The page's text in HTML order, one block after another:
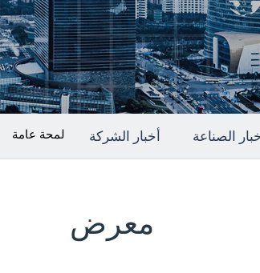
لمحة عامة أخبار الشركة الصناعة
معرض